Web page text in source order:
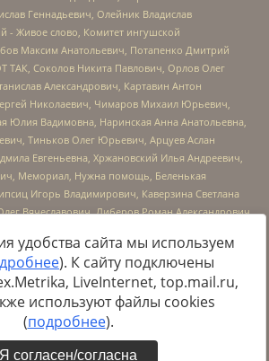
uploaded/files/reestr-
22-03-2024.pdfданные на22.03.2024
удобства сайта мы используем
). К сайту подключены
LiveInternet, top.mail.ru,
используют файлы cookies
(подробнее).
Я согласен/согласна